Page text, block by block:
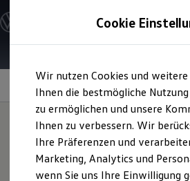
Hauptinhalt
springen
Footer
springen
Modelle und Konfigurator
Konfigurator
Modelle vergleichen
Elektroautos
ENERGY Sondermodelle
Nutzfahrzeuge
SUV und CUV
Familienautos
Kombis
Kompaktwagen
Sportwagen
Cookie
Wir nutzen Cookies und
Ihnen die bestmögliche
zu ermöglichen und unsere
Ihnen zu verbessern. Wir
Ihre Präferenzen und
Marketing, Analytics und
wenn Sie uns Ihre Einwilligung